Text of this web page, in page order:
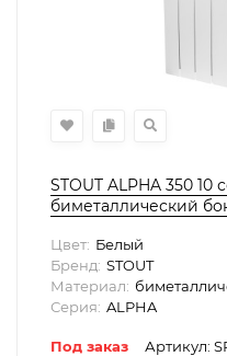
STOUT ALPHA 350 10
биметаллический
Цвет: Белый
Бренд: STOUT
Материал:
Серия: ALPHA
Под заказ Артикул: